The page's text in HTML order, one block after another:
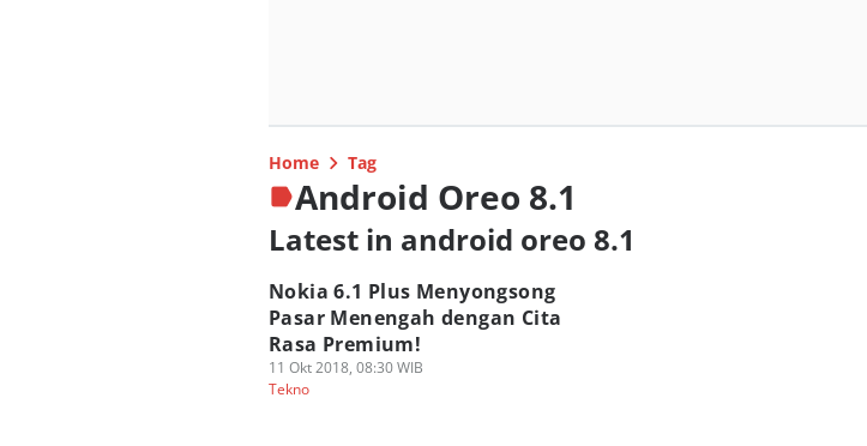
Home Tag
Android Oreo 8.1
Latest in android oreo 8.1
Nokia 6.1 Plus Menyongsong
Pasar Menengah dengan Cita
Rasa Premium!
11 Okt 2018, 08:30 WIB
Tekno